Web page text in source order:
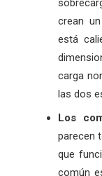
crean
está
carga
las dos
Los
parecen
que
común